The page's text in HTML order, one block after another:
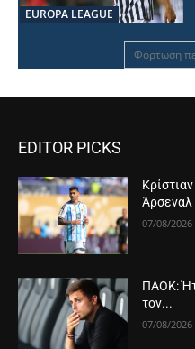
EUROPA LEAGUE
Φόρτωση
EDITOR PICKS
Άρσεναλ
07/08/2026
ΠΑΟΚ:
τον...
07/08/2026